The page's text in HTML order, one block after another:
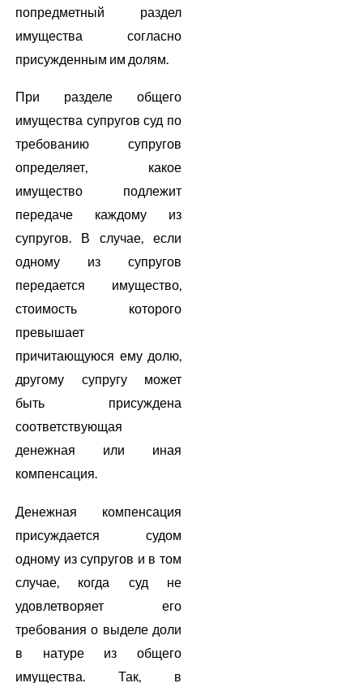
попредметный раздел
имущества согласно
присужденным им долям.
При разделе общего
имущества супругов суд по
требованию супругов
определяет, какое
имущество подлежит
передаче каждому из
супругов. В случае, если
одному из супругов
передается имущество,
стоимость которого
превышает
причитающуюся ему долю,
другому супругу может
быть присуждена
соответствующая
денежная или иная
компенсация.
Денежная компенсация
присуждается судом
одному из супругов и в том
случае, когда суд не
удовлетворяет его
требования о выделе доли
в натуре из общего
имущества. Так, в